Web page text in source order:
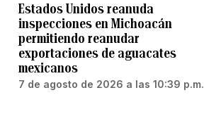
Estados Unidos reanuda
inspecciones en Michoacán
permitiendo reanudar
exportaciones de aguacates
mexicanos
7 de agosto de 2026 a las 10:39 p.m.